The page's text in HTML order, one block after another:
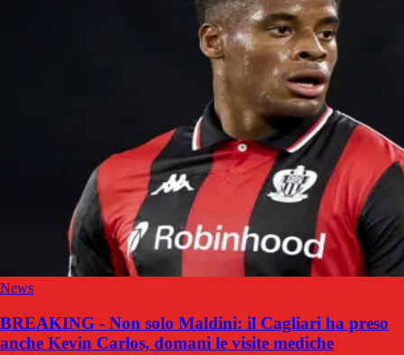
News
BREAKING - Non solo Maldini: il Cagliari ha preso
anche Kevin Carlos, domani le visite mediche